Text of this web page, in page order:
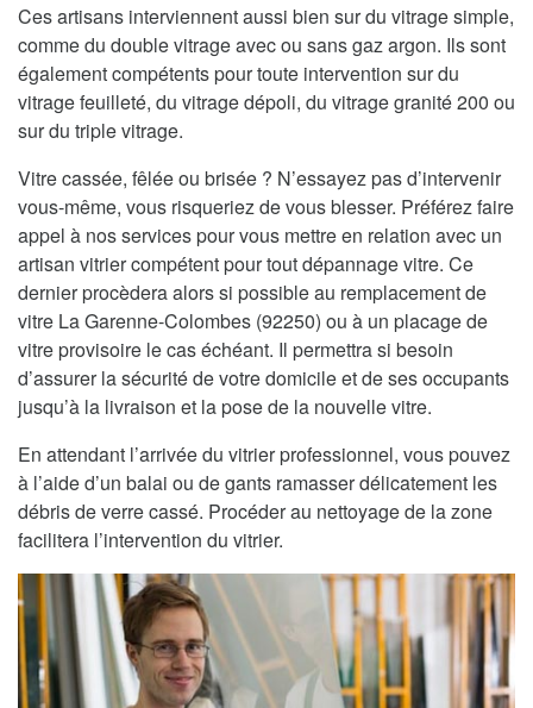
Ces artisans interviennent aussi bien sur du vitrage simple,
comme du double vitrage avec ou sans gaz argon. Ils sont
également compétents pour toute intervention sur du
vitrage feuilleté, du vitrage dépoli, du vitrage granité 200 ou
sur du triple vitrage.
Vitre cassée, fêlée ou brisée ? N’essayez pas d’intervenir
vous-même, vous risqueriez de vous blesser. Préférez faire
appel à nos services pour vous mettre en relation avec un
artisan vitrier compétent pour tout dépannage vitre. Ce
dernier procèdera alors si possible au remplacement de
vitre La Garenne-Colombes (92250) ou à un placage de
vitre provisoire le cas échéant. Il permettra si besoin
d’assurer la sécurité de votre domicile et de ses occupants
jusqu’à la livraison et la pose de la nouvelle vitre.
En attendant l’arrivée du vitrier professionnel, vous pouvez
à l’aide d’un balai ou de gants ramasser délicatement les
débris de verre cassé. Procéder au nettoyage de la zone
facilitera l’intervention du vitrier.